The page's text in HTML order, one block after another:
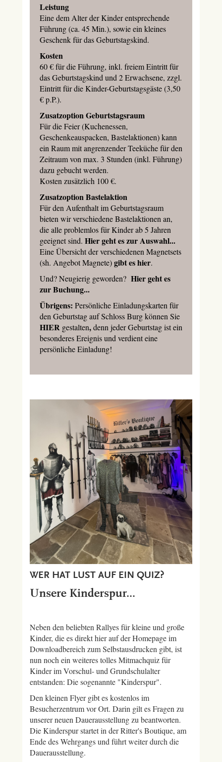
Leistung
Eine dem Alter der Kinder entsprechende
Führung (ca. 45 Min.), sowie ein kleines
Geschenk für das Geburtstagskind.
Kosten
60 € für die Führung, inkl. freiem Eintritt für
das Geburtstagskind und 2 Erwachsene, zzgl.
Eintritt für die Kinder-Geburtstagsgäste (3,50
€ p.P.).
Zusatzoption Geburtstagsraum
Für die Feier (Kuchenessen,
Geschenkeauspacken, Bastelaktionen) kann
ein Raum mit angrenzender Teeküche für den
Zeitraum von max. 3 Stunden (inkl. Führung)
dazu gebucht werden.
Kosten zusätzlich 100 €.
Zusatzoption Bastelaktion
Für den Aufenthalt im Geburtstagsraum
bieten wir verschiedene Bastelaktionen an,
die alle problemlos für Kinder ab 5 Jahren
geeignet sind. Hier geht es zur Auswahl...
Eine Übersicht der verschiedenen Magnetsets
(sh. Angebot Magnete)gibt es hier.
Und? Neugierig geworden? Hier geht es
zur Buchung...
Übrigens: Persönliche Einladungskarten für
den Geburtstag auf Schloss Burg können Sie
HIER gestalten,denn jeder Geburtstag ist ein
besonderes Ereignis und verdient eine
persönliche Einladung!
WER HAT LUST AUF EIN QUIZ?
Unsere Kinderspur...
Neben den beliebten Rallyes für kleine und große
Kinder, die es direkt hier auf der Homepage im
Downloadbereich zum Selbstausdrucken gibt, ist
nun noch ein weiteres tolles Mitmachquiz für
Kinder im Vorschul- und Grundschulalter
entstanden: Die sogenannte "Kinderspur".
Den kleinen Flyer gibt es kostenlos im
Besucherzentrum vor Ort. Darin gilt es Fragen zu
unserer neuen Dauerausstellung zu beantworten.
Die Kinderspur startet in der Ritter's Boutique, am
Ende des Wehrgangs und führt weiter durch die
Dauerausstellung.